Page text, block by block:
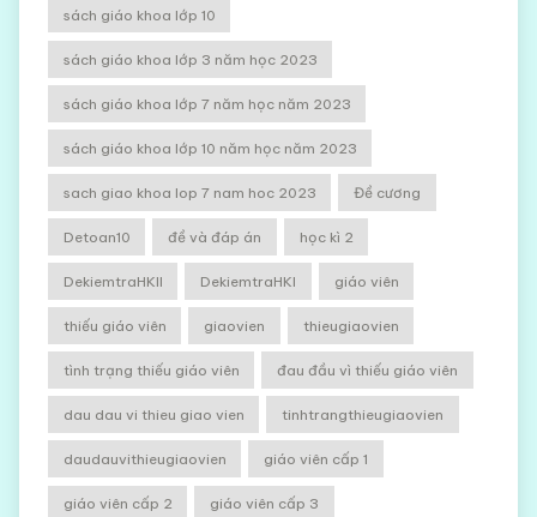
sách giáo khoa lớp 10
sách giáo khoa lớp 3 năm học 2023
sách giáo khoa lớp 7 năm học năm 2023
sách giáo khoa lớp 10 năm học năm 2023
sach giao khoa lop 7 nam hoc 2023 Đề cương
Detoan10 đề và đáp án học kì 2
DekiemtraHKII DekiemtraHKI giáo viên
thiếu giáo viên giaovien thieugiaovien
tình trạng thiếu giáo viên đau đầu vì thiếu giáo viên
dau dau vi thieu giao vien tinhtrangthieugiaovien
daudauvithieugiaovien giáo viên cấp 1
giáo viên cấp 2 giáo viên cấp 3